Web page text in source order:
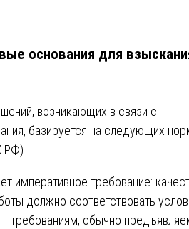
основания для
возникающих в связи с
базируется на следующих
РФ).
императивное требование:
должно соответствовать
— требованиям, обычно